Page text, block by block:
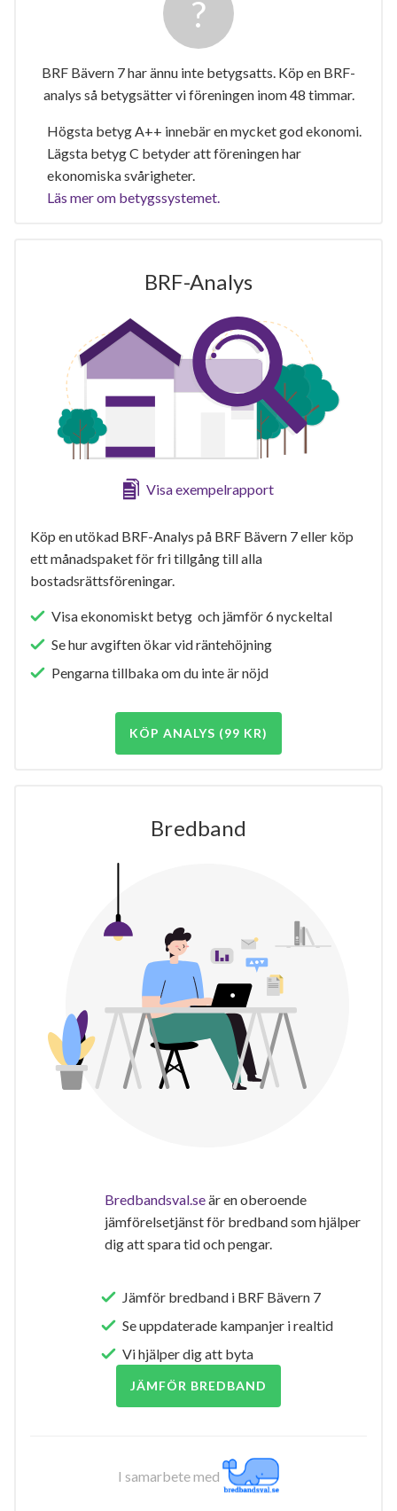
BRF Bävern 7 har ännu inte betygsatts. Köp en BRF-
analys så betygsätter vi föreningen inom 48 timmar.
Högsta betyg A++ innebär en mycket god ekonomi.
Lägsta betyg C betyder att föreningen har
ekonomiska svårigheter.
Läs mer om betygssystemet.
BRF-Analys
Visa exempelrapport
Köp en utökad BRF-Analys på BRF Bävern 7 eller köp
ett månadspaket för fri tillgång till alla
bostadsrättsföreningar.
Visa ekonomiskt betyg och jämför 6 nyckeltal
Se hur avgiften ökar vid räntehöjning
Pengarna tillbaka om du inte är nöjd
KÖP ANALYS (99 KR)
Bredband
Bredbandsval.seär en oberoende
jämförelsetjänst för bredband som hjälper
dig att spara tid och pengar.
Jämför bredband i BRF Bävern 7
Se uppdaterade kampanjer i realtid
Vi hjälper dig att byta
JÄMFÖR BREDBAND
I samarbete med